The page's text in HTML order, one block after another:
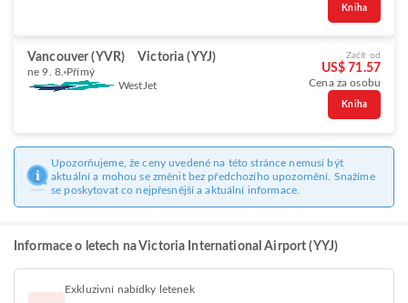
Kniha
Vancouver (YVR) Victoria (YYJ)
ne 9. 8. Přímý
WestJet
Začít od
US$ 71.57
Cena za osobu
Kniha
Upozorňujeme, že ceny uvedené na této stránce nemusí být
aktuální a mohou se změnit bez předchozího upozornění. Snažíme
se poskytovat co nejpřesnější a aktuální informace.
Informace o letech na Victoria International Airport (YYJ)
Exkluzivní nabídky letenek